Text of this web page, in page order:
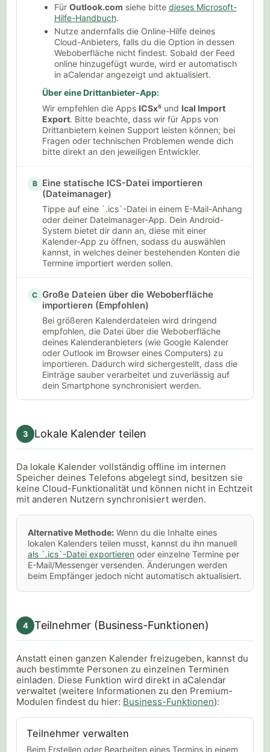
Für Outlook.com siehe bitte dieses Microsoft-
Hilfe-Handbuch.
Nutze andernfalls die Online-Hilfe deines
Cloud-Anbieters, falls du die Option in dessen
Weboberfläche nicht findest. Sobald der Feed
online hinzugefügt wurde, wird er automatisch
in aCalendar angezeigt und aktualisiert.
Über eine Drittanbieter-App:
Wir empfehlen die Apps ICSx⁵und Ical Import
Export. Bitte beachte, dass wir für Apps von
Drittanbietern keinen Support leisten können; bei
Fragen oder technischen Problemen wende dich
bitte direkt an den jeweiligen Entwickler.
B
Eine statische ICS-Datei importieren
(Dateimanager)
Tippe auf eine `.ics`-Datei in einem E-Mail-Anhang
oder deiner Dateimanager-App. Dein Android-
System bietet dir dann an, diese mit einer
Kalender-App zu öffnen, sodass du auswählen
kannst, in welches deiner bestehenden Konten die
Termine importiert werden sollen.
C Große Dateien über die Weboberfläche
importieren (Empfohlen)
Bei größeren Kalenderdateien wird dringend
empfohlen, die Datei über die Weboberfläche
deines Kalenderanbieters (wie Google Kalender
oder Outlook im Browser eines Computers) zu
importieren. Dadurch wird sichergestellt, dass die
Einträge sauber verarbeitet und zuverlässig auf
dein Smartphone synchronisiert werden.
3 Lokale Kalender teilen
Da lokale Kalender vollständig offline im internen
Speicher deines Telefons abgelegt sind, besitzen sie
keine Cloud-Funktionalität und können nicht in Echtzeit
mit anderen Nutzern synchronisiert werden.
Alternative Methode:Wenn du die Inhalte eines
lokalen Kalenders teilen musst, kannst du ihn manuell
als `.ics`-Datei exportieren oder einzelne Termine per
E-Mail/Messenger versenden. Änderungen werden
beim Empfänger jedoch nicht automatisch aktualisiert.
4 Teilnehmer (Business-Funktionen)
Anstatt einen ganzen Kalender freizugeben, kannst du
auch bestimmte Personen zu einzelnen Terminen
einladen. Diese Funktion wird direkt in aCalendar
verwaltet (weitere Informationen zu den Premium-
Modulen findest du hier: Business-Funktionen):
Teilnehmer verwalten
Beim Erstellen oder Bearbeiten eines Termins in einem